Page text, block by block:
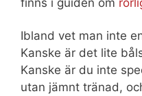
Ibland vet man inte
Kanske är det lite
Kanske är du inte
utan jämnt tränad,